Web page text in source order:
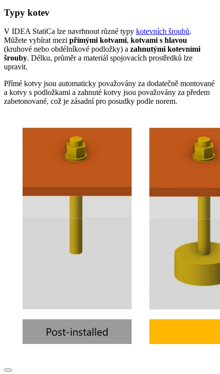
Typy kotev
V IDEA StatiCa lze navrhnout různé typy kotevních šroubů.
Můžete vybírat mezi přímými kotvami, kotvami s hlavou
(kruhové nebo obdélníkové podložky) a zahnutými kotevními
šrouby. Délku, průměr a materiál spojovacích prostředků lze
upravit.
Přímé kotvy jsou automaticky považovány za dodatečně montované
a kotvy s podložkami a zahnuté kotvy jsou považovány za předem
zabetonované, což je zásadní pro posudky podle norem.